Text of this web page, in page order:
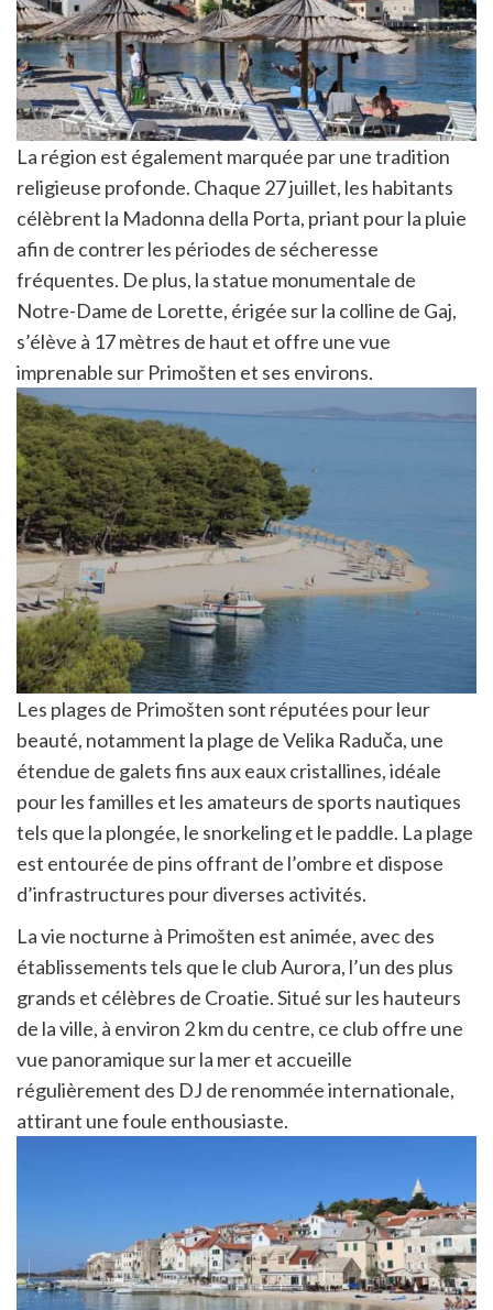
La région est également marquée par une tradition
religieuse profonde. Chaque 27 juillet, les habitants
célèbrent la Madonna della Porta, priant pour la pluie
afin de contrer les périodes de sécheresse
fréquentes. De plus, la statue monumentale de
Notre-Dame de Lorette, érigée sur la colline de Gaj,
s’élève à 17 mètres de haut et offre une vue
imprenable sur Primošten et ses environs.
Les plages de Primošten sont réputées pour leur
beauté, notamment la plage de Velika Raduča, une
étendue de galets fins aux eaux cristallines, idéale
pour les familles et les amateurs de sports nautiques
tels que la plongée, le snorkeling et le paddle. La plage
est entourée de pins offrant de l’ombre et dispose
d’infrastructures pour diverses activités.
La vie nocturne à Primošten est animée, avec des
établissements tels que le club Aurora, l’un des plus
grands et célèbres de Croatie. Situé sur les hauteurs
de la ville, à environ 2 km du centre, ce club offre une
vue panoramique sur la mer et accueille
régulièrement des DJ de renommée internationale,
attirant une foule enthousiaste.